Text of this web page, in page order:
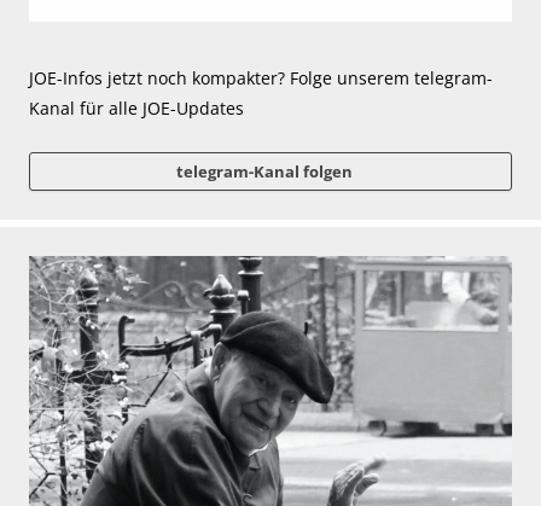
JOE-Infos jetzt noch kompakter? Folge unserem telegram-
Kanal für alle JOE-Updates
telegram-Kanal folgen